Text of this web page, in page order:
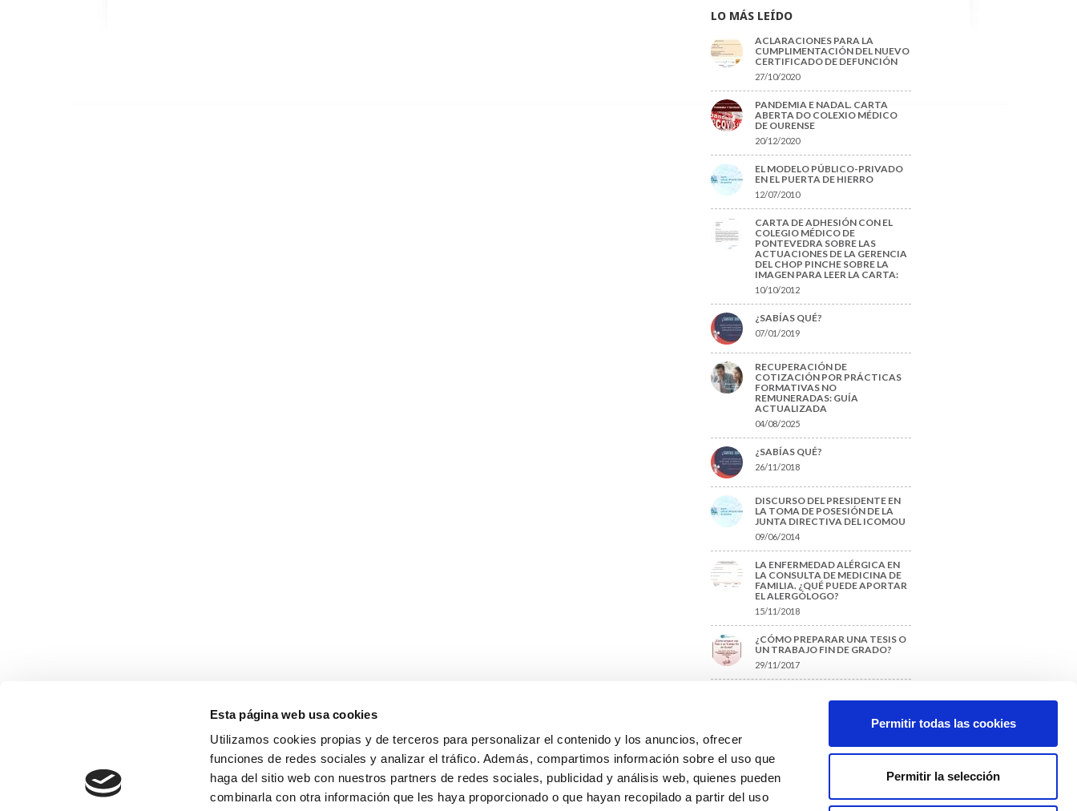
Esta página web usa cookies
Utilizamos cookies propias y de terceros para personalizar el contenido y los anuncios, ofrecer
funciones de redes sociales y analizar el tráfico. Además, compartimos información sobre el uso que
haga del sitio web con nuestros partners de redes sociales, publicidad y análisis web, quienes pueden
combinarla con otra información que les haya proporcionado o que hayan recopilado a partir del uso
Permitir todas las cookies
Permitir la selección
LO MÁS LEÍDO
ACLARACIONES PARA LA
CUMPLIMENTACIÓN DEL NUEVO
CERTIFICADO DE DEFUNCIÓN
27/10/2020
PANDEMIA E NADAL. CARTA
ABERTA DO COLEXIO MÉDICO
DE OURENSE
20/12/2020
EL MODELO PÚBLICO-PRIVADO
EN EL PUERTA DE HIERRO
12/07/2010
CARTA DE ADHESIÓN CON EL
COLEGIO MÉDICO DE
PONTEVEDRA SOBRE LAS
ACTUACIONES DE LA GERENCIA
DEL CHOP PINCHE SOBRE LA
IMAGEN PARA LEER LA CARTA:
10/10/2012
¿SABÍAS QUÉ?
07/01/2019
RECUPERACIÓN DE
COTIZACIÓN POR PRÁCTICAS
FORMATIVAS NO
REMUNERADAS: GUÍA
ACTUALIZADA
04/08/2025
¿SABÍAS QUÉ?
26/11/2018
DISCURSO DEL PRESIDENTE EN
LA TOMA DE POSESIÓN DE LA
JUNTA DIRECTIVA DEL ICOMOU
09/06/2014
LA ENFERMEDAD ALÉRGICA EN
LA CONSULTA DE MEDICINA DE
FAMILIA. ¿QUÉ PUEDE APORTAR
EL ALERGÓLOGO?
15/11/2018
¿CÓMO PREPARAR UNA TESIS O
UN TRABAJO FIN DE GRADO?
29/11/2017
protección de datos